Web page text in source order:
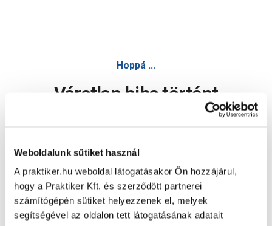
Weboldalunk sütiket használ
A praktiker.hu weboldal látogatásakor Ön hozzájárul,
hogy a Praktiker Kft. és szerződött partnerei
számítógépén sütiket helyezzenek el, melyek
segítségével az oldalon tett látogatásának adatait
Hoppá ...
Váratlan hiba történt
Oldal újratöltése